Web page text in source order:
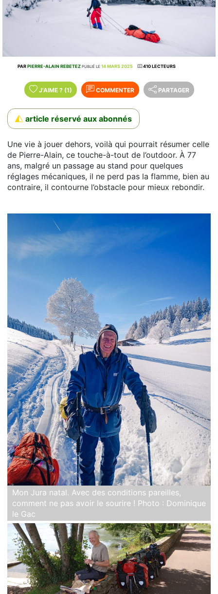
PARPIERRE-ALAIN REBETEZ PUBLIÉ LE 14 MARS 2025 410 LECTEURS
J'AIME ? (1) COMMENTER PARTAGER
article réservé aux abonnés
Une vie à jouer dehors, voilà qui pourrait résumer celle
de Pierre-Alain, ce touche-à-tout de l’outdoor. À 77
ans, malgré un passage au stand pour quelques
réglages mécaniques, il ne perd pas la flamme, bien au
contraire, il contourne l’obstacle pour mieux rebondir.
Mon Jura natal. Avec des conditions pareilles,
comment ne pas avoir le sourire ! Photo : Dominique
le Gac